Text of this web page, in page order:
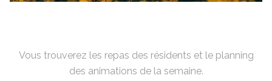
Vous trouverez les repas des résidents et le planning
des animations de la semaine.